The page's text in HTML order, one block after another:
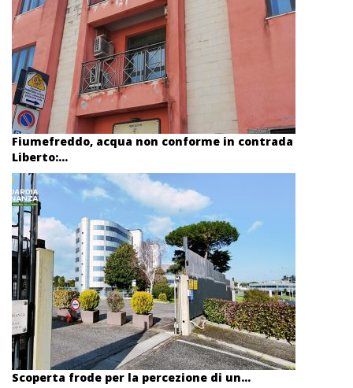
Fiumefreddo, acqua non conforme in contrada
Liberto:...
Scoperta frode per la percezione di un...